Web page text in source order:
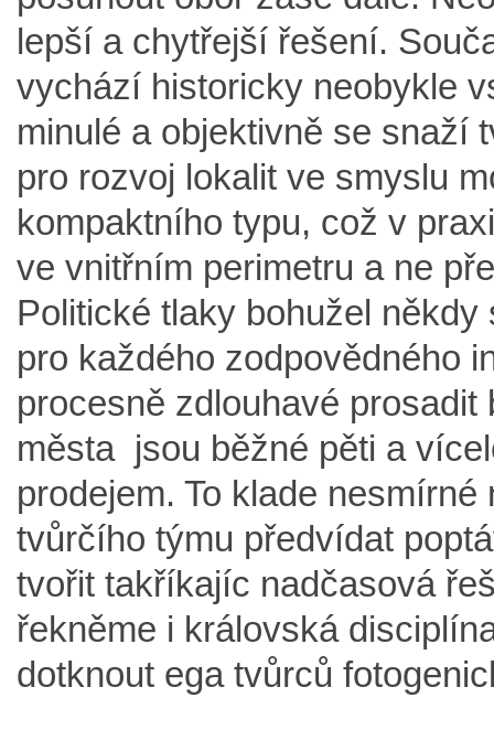
lepší a chytřejší řešení.
vychází historicky neobykle
minulé a objektivně se snaží
pro rozvoj lokalit ve smyslu
kompaktního typu, což v
ve vnitřním perimetru a ne
Politické tlaky bohužel
pro každého zodpovědného
procesně zdlouhavé
města jsou běžné pěti a
prodejem. To klade
tvůrčího týmu předvídat
tvořit takříkajíc nadčasová
řekněme i královská
dotknout ega tvůrců